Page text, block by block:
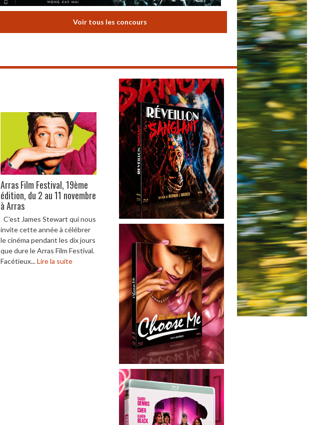
Voir tous les concours
Arras Film Festival, 19ème
édition, du 2 au 11 novembre
à Arras
C’est James Stewart qui nous
invite cette année à célébrer
le cinéma pendant les dix jours
que dure le Arras Film Festival.
Facétieux...Lire la suite